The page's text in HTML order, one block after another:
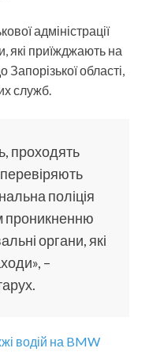
адміністрації
які приїжджають на
області,
служб.
проходять
перевіряють
поліція
проникненню
органи, які
–
водій на BMW